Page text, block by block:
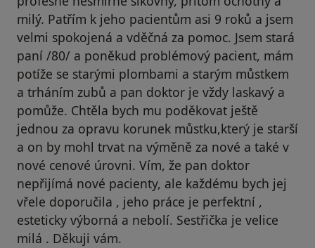
milý. Patřím k jeho pacientům asi 9 roků a jsem
velmi spokojená a vděčná za pomoc. Jsem stará
paní /80/ a poněkud problémový pacient, mám
potíže se starými plombami a starým můstkem
a trháním zubů a pan doktor je vždy laskavý a
pomůže. Chtěla bych mu poděkovat ještě
jednou za opravu korunek můstku,který je starší
a on by mohl trvat na výměně za nové a také v
nové cenové úrovni. Vím, že pan doktor
nepřijímá nové pacienty, ale každému bych jej
vřele doporučila , jeho práce je perfektní ,
esteticky výborná a nebolí. Sestřička je velice
milá . Děkuji vám.